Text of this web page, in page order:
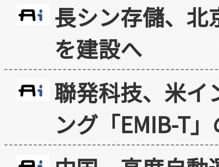
長シン存儲、北
を建設へ
聯発科技、米イ
ング「EMIB-T